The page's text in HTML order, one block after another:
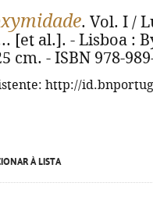
. Vol. I /
[et al.]. - Lisboa :
cm. - ISBN 978-
http://
À LISTA